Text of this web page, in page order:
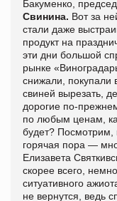
Бакуменко,
Свинина. Вот за
стали даже
продукт на
эти дни большой
рынке
снижали, покупали
свиней вырезать,
дорогие по-
по любым ценам,
будет? Посмотрим,
горячая пора —
Елизавета
скорее всего,
ситуативного
не вернутся, ведь